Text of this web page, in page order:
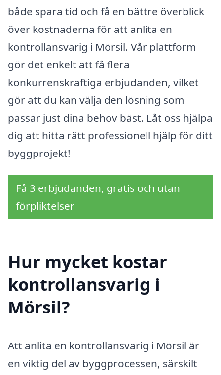
både spara tid och få en bättre överblick
över kostnaderna för att anlita en
kontrollansvarig i Mörsil. Vår plattform
gör det enkelt att få flera
konkurrenskraftiga erbjudanden, vilket
gör att du kan välja den lösning som
passar just dina behov bäst. Låt oss hjälpa
dig att hitta rätt professionell hjälp för ditt
byggprojekt!
Få 3 erbjudanden, gratis och utan
förpliktelser
Hur mycket kostar
kontrollansvarig i
Mörsil?
Att anlita en kontrollansvarig i Mörsil är
en viktig del av byggprocessen, särskilt